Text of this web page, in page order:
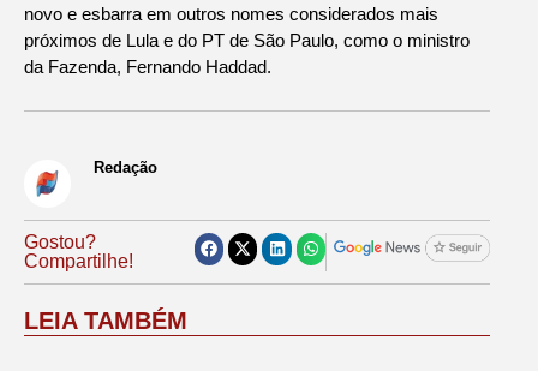
novo e esbarra em outros nomes considerados mais
próximos de Lula e do PT de São Paulo, como o ministro
da Fazenda, Fernando Haddad.
Redação
Gostou?
Compartilhe!
LEIA TAMBÉM